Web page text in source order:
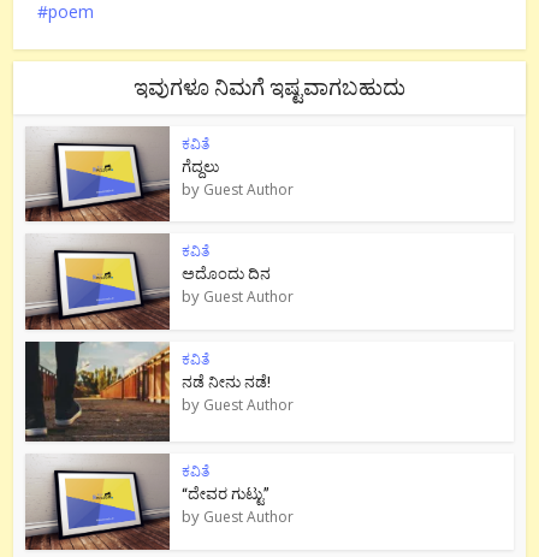
poem
ಇವುಗಳೂ ನಿಮಗೆ ಇಷ್ಟವಾಗಬಹುದು
ಕವಿತೆ
ಗೆದ್ದಲು
by Guest Author
ಕವಿತೆ
ಅದೊಂದು ದಿನ
by Guest Author
ಕವಿತೆ
ನಡೆ ನೀನು‌ ನಡೆ!
by Guest Author
ಕವಿತೆ
“ದೇವರ ಗುಟ್ಟು”
by Guest Author